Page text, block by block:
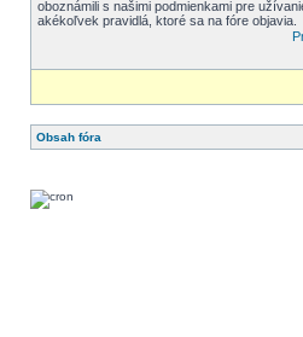
oboznámili s našimi podmienkami pre
akékoľvek pravidlá, ktoré sa na fóre objavia.
Obsah fóra